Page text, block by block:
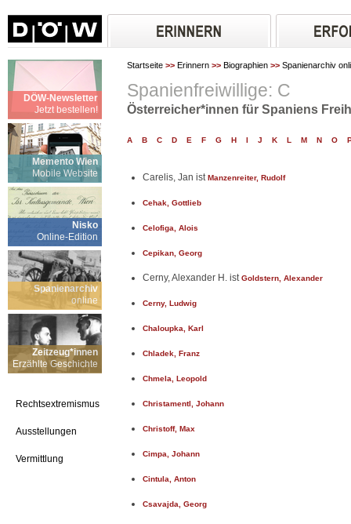
DÖW-Newsletter
Jetzt bestellen!
Memento Wien
Mobile Website
Nisko
Online-Edition
Spanienarchiv
online
Zeitzeug*innen
Erzählte Geschichte
Rechtsextremismus
Ausstellungen
Vermittlung
Startseite >> Erinnern >> Biographien >> Spanienarchiv
Spanienfreiwillige: C
Österreicher*innen für Spaniens
A B C D E F G H I J K L M N O
Carelis, Jan istManzenreiter, Rudolf
Cehak, Gottlieb
Celofiga, Alois
Cepikan, Georg
Cerny, Alexander H. istGoldstern, Alexander
Cerny, Ludwig
Chaloupka, Karl
Chladek, Franz
Chmela, Leopold
Christamentl, Johann
Christoff, Max
Cimpa, Johann
Cintula, Anton
Csavajda, Georg